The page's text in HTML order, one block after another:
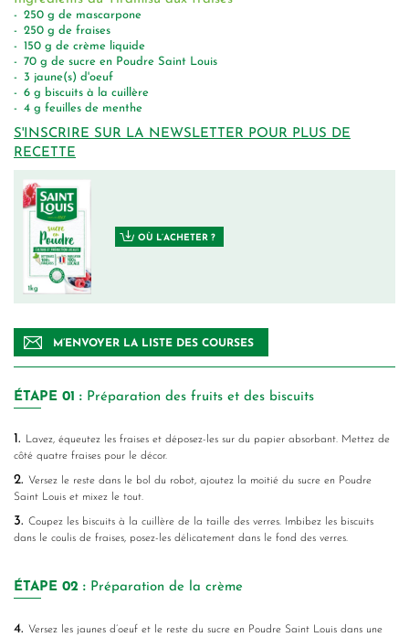
OÙ L’ACHETER ?
250 g de mascarpone
250 g de fraises
150 g de crème liquide
70 g de sucre en Poudre Saint Louis
3 jaune(s) d'oeuf
6 g biscuits à la cuillère
4 g feuilles de menthe
M’ENVOYER LA LISTE DES COURSES
S'INSCRIRE SUR LA NEWSLETTER POUR PLUS DE
RECETTE
ÉTAPE 01 : Préparation des fruits et des biscuits
1.
Lavez, équeutez les fraises et déposez-les sur du papier absorbant. Mettez de
côté quatre fraises pour le décor.
2. Versez le reste dans le bol du robot, ajoutez la moitié du sucre en Poudre
Saint Louis et mixez le tout.
3. Coupez les biscuits à la cuillère de la taille des verres. Imbibez les biscuits
dans le coulis de fraises, posez-les délicatement dans le fond des verres.
ÉTAPE 02 : Préparation de la crème
4. Versez les jaunes d’oeuf et le reste du sucre en Poudre Saint Louis dans une